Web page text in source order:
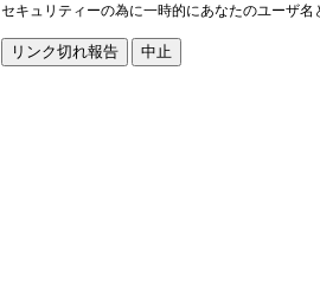
セキュリティーの為に一時的にあなたのユーザ